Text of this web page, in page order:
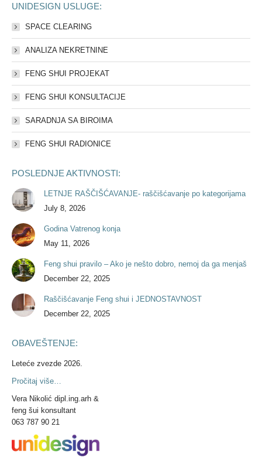
UNIDESIGN USLUGE:
SPACE CLEARING
ANALIZA NEKRETNINE
FENG SHUI PROJEKAT
FENG SHUI KONSULTACIJE
SARADNJA SA BIROIMA
FENG SHUI RADIONICE
POSLEDNJE AKTIVNOSTI:
LETNJE RAŠČIŠĆAVANJE- raščišćavanje po kategorijama
July 8, 2026
Godina Vatrenog konja
May 11, 2026
Feng shui pravilo – Ako je nešto dobro, nemoj da ga menjaš
December 22, 2025
Raščišćavanje Feng shui i JEDNOSTAVNOST
December 22, 2025
OBAVEŠTENJE:
Leteće zvezde 2026.
Pročitaj više…
Vera Nikolić dipl.ing.arh &
feng šui konsultant
063 787 90 21